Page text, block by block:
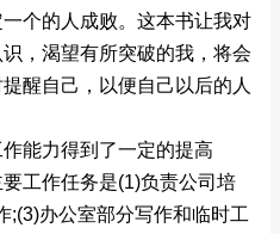
个的人成败。这本书让我对
，渴望有所突破的我，将会
醒自己，以便自己以后的人
能力得到了一定的提高
工作任务是(1)负责公司培
;(3)办公室部分写作和临时工